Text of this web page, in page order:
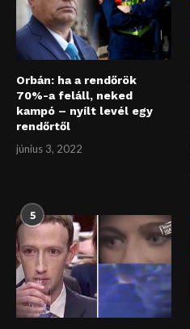
Orbán: ha a rendőrök
70%-a feláll, neked
kampó – nyílt levél egy
rendőrtől
június 3, 2022
5